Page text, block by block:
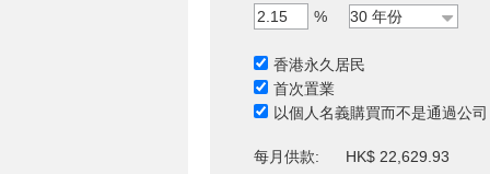
%
香港永久居民
首次置業
以個人名義購買而不是通過公司
每月供款:
HK$ 22,629.93